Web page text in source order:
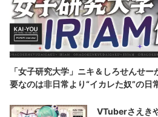
「女子研究大学」ニキ＆しろせんせ
要なのは非日常より“イカレた奴”の日
VTuberさえき